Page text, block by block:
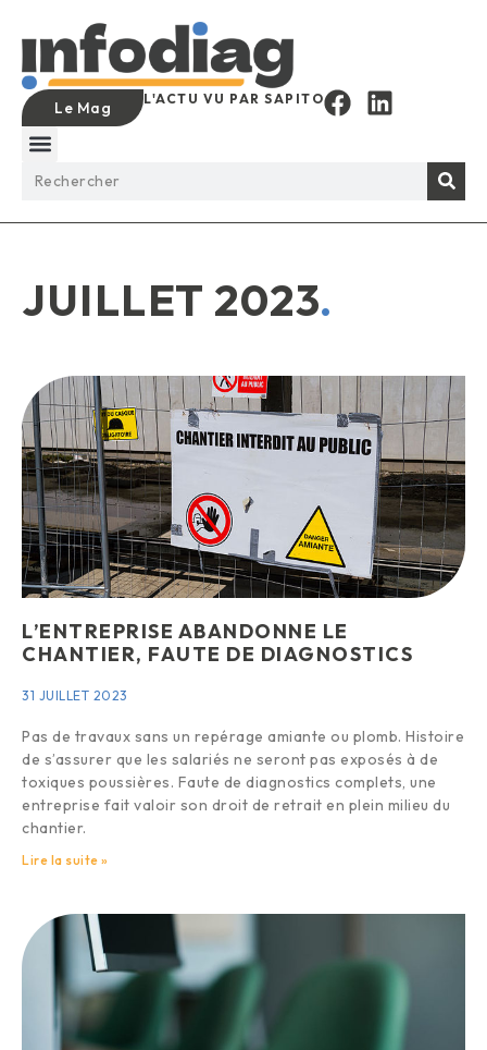
Le Mag L'ACTU VU PAR SAPITO
JUILLET 2023.
L’ENTREPRISE ABANDONNE LE
CHANTIER, FAUTE DE DIAGNOSTICS
31 JUILLET 2023
Pas de travaux sans un repérage amiante ou plomb. Histoire
de s’assurer que les salariés ne seront pas exposés à de
toxiques poussières. Faute de diagnostics complets, une
entreprise fait valoir son droit de retrait en plein milieu du
chantier.
Lire la suite »